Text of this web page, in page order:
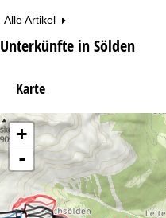
Alle Artikel
Unterkünfte in Sölden
Karte
+
-